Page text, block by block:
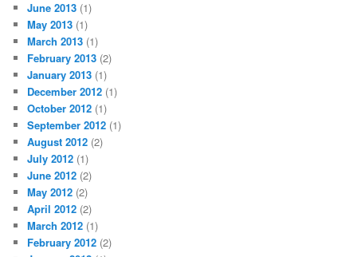
June 2013 (1)
May 2013 (1)
March 2013 (1)
February 2013 (2)
January 2013 (1)
December 2012 (1)
October 2012 (1)
September 2012 (1)
August 2012 (2)
July 2012 (1)
June 2012 (2)
May 2012 (2)
April 2012 (2)
March 2012 (1)
February 2012 (2)